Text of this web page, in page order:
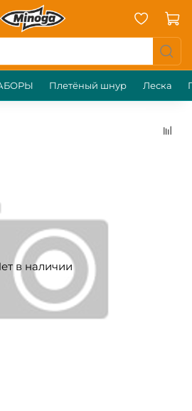
Плетёный шнур Леска
в наличии